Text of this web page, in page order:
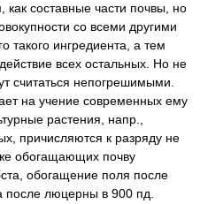
составные части почвы, но
со всеми другими
такого ингредиента, а тем
всех остальных. Но не
считаться непогрешимыми.
на учение современных ему
растения, напр.,
причисляются к разряду не
обогащающих почву
обогащение поля после
после люцерны в 900 пд.